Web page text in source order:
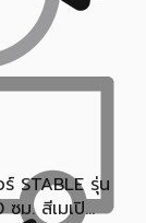
STABLE รุ่น
ม. สีเมเปิ...